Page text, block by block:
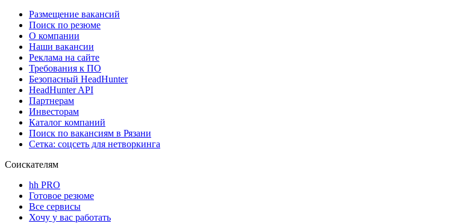
Размещение вакансий
Поиск по резюме
О компании
Наши вакансии
Реклама на сайте
Требования к ПО
Безопасный HeadHunter
HeadHunter API
Партнерам
Инвесторам
Каталог компаний
Поиск по вакансиям в Рязани
Сетка: соцсеть для нетворкинга
Соискателям
hh PRO
Готовое резюме
Все сервисы
Хочу у вас работать